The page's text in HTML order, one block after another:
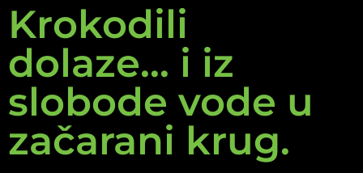
Krokodili
dolaze... i iz
slobode vode u
začarani krug.